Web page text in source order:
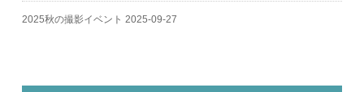
2025秋の撮影イベント 2025-09-27